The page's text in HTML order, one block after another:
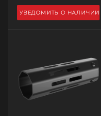
УВЕДОМИТЬ О НАЛИЧИИ